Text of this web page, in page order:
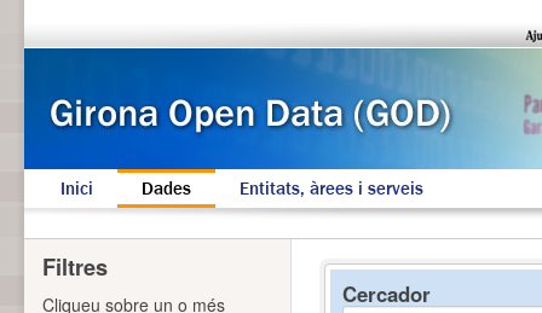
Inici Dades Entitats, àrees i serveis
Cercador
Filtres
Cliqueu sobre un o més